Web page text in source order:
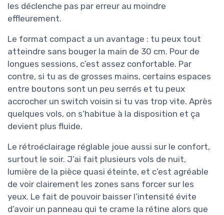
les déclenche pas par erreur au moindre
effleurement.
Le format compact a un avantage : tu peux tout
atteindre sans bouger la main de 30 cm. Pour de
longues sessions, c’est assez confortable. Par
contre, si tu as de grosses mains, certains espaces
entre boutons sont un peu serrés et tu peux
accrocher un switch voisin si tu vas trop vite. Après
quelques vols, on s’habitue à la disposition et ça
devient plus fluide.
Le rétroéclairage réglable joue aussi sur le confort,
surtout le soir. J’ai fait plusieurs vols de nuit,
lumière de la pièce quasi éteinte, et c’est agréable
de voir clairement les zones sans forcer sur les
yeux. Le fait de pouvoir baisser l’intensité évite
d’avoir un panneau qui te crame la rétine alors que